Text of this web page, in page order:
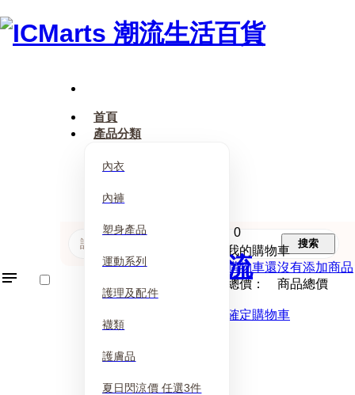
首頁
產品分類
內衣
內褲
塑身產品
運動系列
護理及配件
襪類
護膚品
夏日閃涼價 任選3件
0
我的購物車
購物車還沒有添加商品
總價： 商品總價
確定購物車
搜索